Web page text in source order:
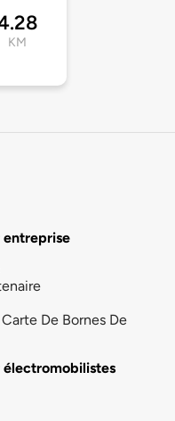
KM
entreprise
De Bornes De
électromobilistes